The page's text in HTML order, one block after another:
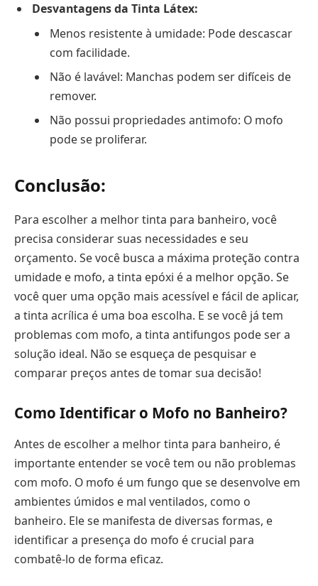
Desvantagens da Tinta Látex:
Menos resistente à umidade: Pode descascar
com facilidade.
Não é lavável: Manchas podem ser difíceis de
remover.
Não possui propriedades antimofo: O mofo
pode se proliferar.
Conclusão:
Para escolher a melhor tinta para banheiro, você
precisa considerar suas necessidades e seu
orçamento. Se você busca a máxima proteção contra
umidade e mofo, a tinta epóxi é a melhor opção. Se
você quer uma opção mais acessível e fácil de aplicar,
a tinta acrílica é uma boa escolha. E se você já tem
problemas com mofo, a tinta antifungos pode ser a
solução ideal. Não se esqueça de pesquisar e
comparar preços antes de tomar sua decisão!
Como Identificar o Mofo no Banheiro?
Antes de escolher a melhor tinta para banheiro, é
importante entender se você tem ou não problemas
com mofo. O mofo é um fungo que se desenvolve em
ambientes úmidos e mal ventilados, como o
banheiro. Ele se manifesta de diversas formas, e
identificar a presença do mofo é crucial para
combatê-lo de forma eficaz.